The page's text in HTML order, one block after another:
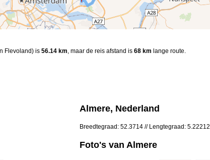
Flevoland) is 56.14 km, maar de reis afstand is 68 km lange route.
Almere, Nederland
Breedtegraad: 52.3714 // Lengtegraad: 5.22212
Foto's van Almere